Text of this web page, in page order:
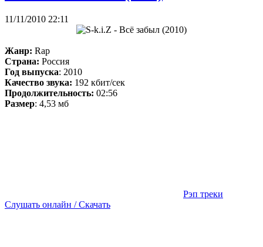
11/11/2010 22:11
Жанр: Rap
Страна: Россия
Год выпуска: 2010
Качество звука: 192 кбит/сек
Продолжительность: 02:56
Размер: 4,53 мб
Рэп треки
Слушать онлайн / Скачать